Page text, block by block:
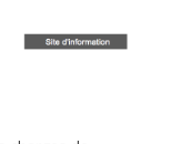
contenu principal